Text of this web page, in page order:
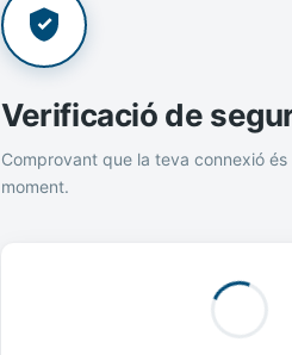
Verificació de
Comprovant que la teva connexió és
moment.